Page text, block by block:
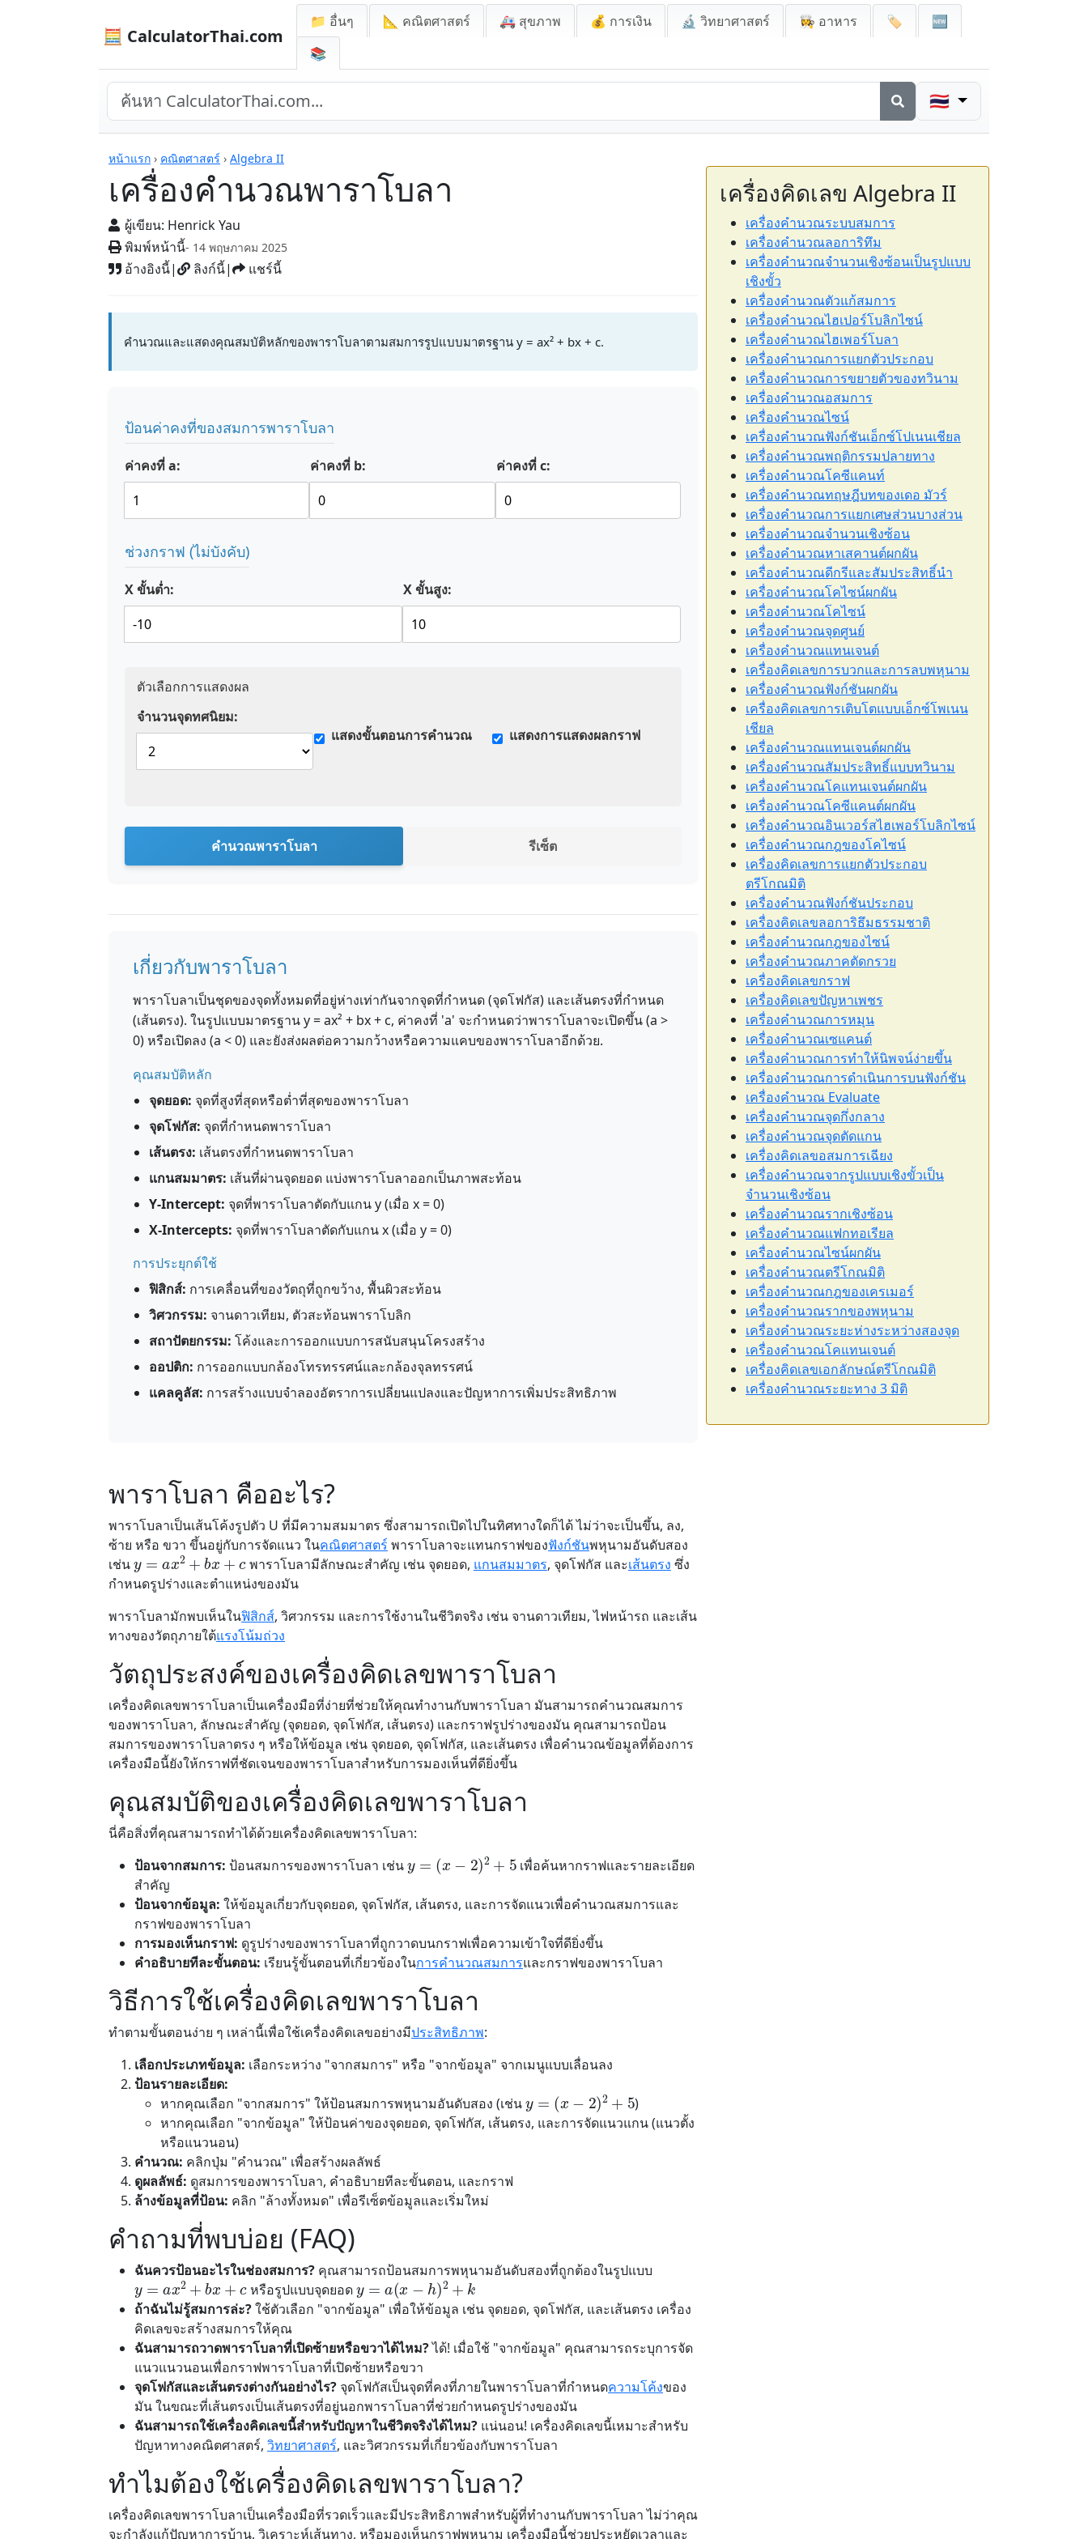
🧮 CalculatorThai.com
📁 อื่นๆ 📐 คณิตศาสตร์ 🚑 สุขภาพ 💰 การเงิน 🔬 วิทยาศาสตร์ 👩‍🍳 อาหาร 🏷️
🆕
📚
🇹🇭
หน้าแรก › คณิตศาสตร์ › Algebra II
เครื่องคำนวณพาราโบลา
ผู้เขียน: Henrick Yau
พิมพ์หน้านี้- 14 พฤษภาคม 2025
อ้างอิงนี้| ลิงก์นี้| แชร์นี้
เครื่องคิดเลข
คำนวณและแสดงคุณสมบัติหลักของพาราโบลาตามสมการรูปแบบมาตรฐาน y = ax² + bx + c.
ป้อนค่าคงที่ของสมการพาราโบลา
ค่าคงที่ a: ค่าคงที่ b: ค่าคงที่ c:
ช่วงกราฟ (ไม่บังคับ)
X ขั้นต่ำ: X ขั้นสูง:
ตัวเลือกการแสดงผล
จำนวนจุดทศนิยม:
แสดงขั้นตอนการคำนวณ
แสดงการแสดงผลกราฟ
คำนวณพาราโบลา รีเซ็ต
เกี่ยวกับพาราโบลา
พาราโบลาเป็นชุดของจุดทั้งหมดที่อยู่ห่างเท่ากันจากจุดที่กำหนด (จุดโฟกัส) และเส้นตรงที่กำหนด
(เส้นตรง). ในรูปแบบมาตรฐาน y = ax² + bx + c, ค่าคงที่ 'a' จะกำหนดว่าพาราโบลาจะเปิดขึ้น (a >
0) หรือเปิดลง (a < 0) และยังส่งผลต่อความกว้างหรือความแคบของพาราโบลาอีกด้วย.
คุณสมบัติหลัก
จุดยอด: จุดที่สูงที่สุดหรือต่ำที่สุดของพาราโบลา
จุดโฟกัส: จุดที่กำหนดพาราโบลา
เส้นตรง: เส้นตรงที่กำหนดพาราโบลา
แกนสมมาตร: เส้นที่ผ่านจุดยอด แบ่งพาราโบลาออกเป็นภาพสะท้อน
Y-Intercept: จุดที่พาราโบลาตัดกับแกน y (เมื่อ x = 0)
X-Intercepts: จุดที่พาราโบลาตัดกับแกน x (เมื่อ y = 0)
การประยุกต์ใช้
ฟิสิกส์: การเคลื่อนที่ของวัตถุที่ถูกขว้าง, พื้นผิวสะท้อน
วิศวกรรม: จานดาวเทียม, ตัวสะท้อนพาราโบลิก
สถาปัตยกรรม: โค้งและการออกแบบการสนับสนุนโครงสร้าง
ออปติก: การออกแบบกล้องโทรทรรศน์และกล้องจุลทรรศน์
แคลคูลัส: การสร้างแบบจำลองอัตราการเปลี่ยนแปลงและปัญหาการเพิ่มประสิทธิภาพ
พาราโบลา คืออะไร?
พาราโบลาเป็นเส้นโค้งรูปตัว U ที่มีความสมมาตร ซึ่งสามารถเปิดไปในทิศทางใดก็ได้ ไม่ว่าจะเป็นขึ้น, ลง,
ซ้าย หรือ ขวา ขึ้นอยู่กับการจัดแนว ในคณิตศาสตร์ พาราโบลาจะแทนกราฟของฟังก์ชันพหุนามอันดับสอง
เช่น
y=ax2+bx+c
พาราโบลามีลักษณะสำคัญ เช่น จุดยอด, แกนสมมาตร, จุดโฟกัส และเส้นตรง ซึ่ง
กำหนดรูปร่างและตำแหน่งของมัน
พาราโบลามักพบเห็นในฟิสิกส์, วิศวกรรม และการใช้งานในชีวิตจริง เช่น จานดาวเทียม, ไฟหน้ารถ และเส้น
ทางของวัตถุภายใต้แรงโน้มถ่วง
วัตถุประสงค์ของเครื่องคิดเลขพาราโบลา
เครื่องคิดเลขพาราโบลาเป็นเครื่องมือที่ง่ายที่ช่วยให้คุณทำงานกับพาราโบลา มันสามารถคำนวณสมการ
ของพาราโบลา, ลักษณะสำคัญ (จุดยอด, จุดโฟกัส, เส้นตรง) และกราฟรูปร่างของมัน คุณสามารถป้อน
สมการของพาราโบลาตรง ๆ หรือให้ข้อมูล เช่น จุดยอด, จุดโฟกัส, และเส้นตรง เพื่อคำนวณข้อมูลที่ต้องการ
เครื่องมือนี้ยังให้กราฟที่ชัดเจนของพาราโบลาสำหรับการมองเห็นที่ดียิ่งขึ้น
คุณสมบัติของเครื่องคิดเลขพาราโบลา
นี่คือสิ่งที่คุณสามารถทำได้ด้วยเครื่องคิดเลขพาราโบลา:
ป้อนจากสมการ: ป้อนสมการของพาราโบลา เช่น
− +5
เพื่อค้นหากราฟและรายละเอียด
สำคัญ
ป้อนจากข้อมูล: ให้ข้อมูลเกี่ยวกับจุดยอด, จุดโฟกัส, เส้นตรง, และการจัดแนวเพื่อคำนวณสมการและ
กราฟของพาราโบลา
การมองเห็นกราฟ: ดูรูปร่างของพาราโบลาที่ถูกวาดบนกราฟเพื่อความเข้าใจที่ดียิ่งขึ้น
คำอธิบายทีละขั้นตอน: เรียนรู้ขั้นตอนที่เกี่ยวข้องในการคำนวณสมการและกราฟของพาราโบลา
วิธีการใช้เครื่องคิดเลขพาราโบลา
ทำตามขั้นตอนง่าย ๆ เหล่านี้เพื่อใช้เครื่องคิดเลขอย่างมีประสิทธิภาพ:
เลือกประเภทข้อมูล: เลือกระหว่าง "จากสมการ" หรือ "จากข้อมูล" จากเมนูแบบเลื่อนลง
ป้อนรายละเอียด:
หากคุณเลือก "จากสมการ" ให้ป้อนสมการพหุนามอันดับสอง (เช่น
− +5
)
หากคุณเลือก "จากข้อมูล" ให้ป้อนค่าของจุดยอด, จุดโฟกัส, เส้นตรง, และการจัดแนวแกน (แนวตั้ง
หรือแนวนอน)
คำนวณ: คลิกปุ่ม "คำนวณ" เพื่อสร้างผลลัพธ์
ดูผลลัพธ์: ดูสมการของพาราโบลา, คำอธิบายทีละขั้นตอน, และกราฟ
ล้างข้อมูลที่ป้อน: คลิก "ล้างทั้งหมด" เพื่อรีเซ็ตข้อมูลและเริ่มใหม่
คำถามที่พบบ่อย (FAQ)
ฉันควรป้อนอะไรในช่องสมการ? คุณสามารถป้อนสมการพหุนามอันดับสองที่ถูกต้องในรูปแบบ
y=ax2+bx+c
หรือรูปแบบจุดยอด
y =a(x−h)2+k
ถ้าฉันไม่รู้สมการล่ะ?ใช้ตัวเลือก "จากข้อมูล" เพื่อให้ข้อมูล เช่น จุดยอด, จุดโฟกัส, และเส้นตรง เครื่อง
คิดเลขจะสร้างสมการให้คุณ
ฉันสามารถวาดพาราโบลาที่เปิดซ้ายหรือขวาได้ไหม?ได้! เมื่อใช้ "จากข้อมูล" คุณสามารถระบุการจัด
แนวแนวนอนเพื่อกราฟพาราโบลาที่เปิดซ้ายหรือขวา
จุดโฟกัสและเส้นตรงต่างกันอย่างไร? จุดโฟกัสเป็นจุดที่คงที่ภายในพาราโบลาที่กำหนดความโค้งของ
มัน ในขณะที่เส้นตรงเป็นเส้นตรงที่อยู่นอกพาราโบลาที่ช่วยกำหนดรูปร่างของมัน
ฉันสามารถใช้เครื่องคิดเลขนี้สำหรับปัญหาในชีวิตจริงได้ไหม? แน่นอน! เครื่องคิดเลขนี้เหมาะสำหรับ
ปัญหาทางคณิตศาสตร์, วิทยาศาสตร์, และวิศวกรรมที่เกี่ยวข้องกับพาราโบลา
ทำไมต้องใช้เครื่องคิดเลขพาราโบลา?
เครื่องคิดเลขพาราโบลาเป็นเครื่องมือที่รวดเร็วและมีประสิทธิภาพสำหรับผู้ที่ทำงานกับพาราโบลา ไม่ว่าคุณ
จะกำลังแก้ปัญหาการบ้าน, วิเคราะห์เส้นทาง, หรือมองเห็นกราฟพหุนาม เครื่องมือนี้ช่วยประหยัดเวลาและ
เครื่องคิดเลข Algebra II
เครื่องคำนวณระบบสมการ
เครื่องคำนวณลอการิทึม
เครื่องคำนวณจำนวนเชิงซ้อนเป็นรูปแบบ
เชิงขั้ว
เครื่องคำนวณตัวแก้สมการ
เครื่องคำนวณไฮเปอร์โบลิกไซน์
เครื่องคำนวณไฮเพอร์โบลา
เครื่องคำนวณการแยกตัวประกอบ
เครื่องคำนวณการขยายตัวของทวินาม
เครื่องคำนวณอสมการ
เครื่องคำนวณไซน์
เครื่องคำนวณฟังก์ชันเอ็กซ์โปเนนเชียล
เครื่องคำนวณพฤติกรรมปลายทาง
เครื่องคำนวณโคซีแคนท์
เครื่องคำนวณทฤษฎีบทของเดอ มัวร์
เครื่องคำนวณการแยกเศษส่วนบางส่วน
เครื่องคำนวณจำนวนเชิงซ้อน
เครื่องคำนวณหาเสคานต์ผกผัน
เครื่องคำนวณดีกรีและสัมประสิทธิ์นำ
เครื่องคำนวณโคไซน์ผกผัน
เครื่องคำนวณโคไซน์
เครื่องคำนวณจุดศูนย์
เครื่องคำนวณแทนเจนต์
เครื่องคิดเลขการบวกและการลบพหุนาม
เครื่องคำนวณฟังก์ชันผกผัน
เครื่องคิดเลขการเติบโตแบบเอ็กซ์โพเนน
เชียล
เครื่องคำนวณแทนเจนต์ผกผัน
เครื่องคำนวณสัมประสิทธิ์แบบทวินาม
เครื่องคำนวณโคแทนเจนต์ผกผัน
เครื่องคำนวณโคซีแคนต์ผกผัน
เครื่องคำนวณอินเวอร์สไฮเพอร์โบลิกไซน์
เครื่องคำนวณกฎของโคไซน์
เครื่องคิดเลขการแยกตัวประกอบ
ตรีโกณมิติ
เครื่องคำนวณฟังก์ชันประกอบ
เครื่องคิดเลขลอการิธึมธรรมชาติ
เครื่องคำนวณกฎของไซน์
เครื่องคำนวณภาคตัดกรวย
เครื่องคิดเลขกราฟ
เครื่องคิดเลขปัญหาเพชร
เครื่องคำนวณการหมุน
เครื่องคำนวณเซแคนต์
เครื่องคำนวณการทำให้นิพจน์ง่ายขึ้น
เครื่องคำนวณการดำเนินการบนฟังก์ชัน
เครื่องคำนวณ Evaluate
เครื่องคำนวณจุดกึ่งกลาง
เครื่องคำนวณจุดตัดแกน
เครื่องคิดเลขอสมการเฉียง
เครื่องคำนวณจากรูปแบบเชิงขั้วเป็น
จำนวนเชิงซ้อน
เครื่องคำนวณรากเชิงซ้อน
เครื่องคำนวณแฟกทอเรียล
เครื่องคำนวณไซน์ผกผัน
เครื่องคำนวณตรีโกณมิติ
เครื่องคำนวณกฎของเครเมอร์
เครื่องคำนวณรากของพหุนาม
เครื่องคำนวณระยะห่างระหว่างสองจุด
เครื่องคำนวณโคแทนเจนต์
เครื่องคิดเลขเอกลักษณ์ตรีโกณมิติ
เครื่องคำนวณระยะทาง 3 มิติ